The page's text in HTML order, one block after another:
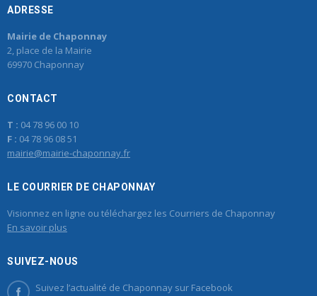
ADRESSE
Mairie de Chaponnay
2, place de la Mairie
69970 Chaponnay
CONTACT
T : 04 78 96 00 10
F : 04 78 96 08 51
mairie@mairie-chaponnay.fr
LE COURRIER DE CHAPONNAY
Visionnez en ligne ou téléchargez les Courriers de Chaponnay
En savoir plus
SUIVEZ-NOUS
Suivez l’actualité de Chaponnay sur Facebook